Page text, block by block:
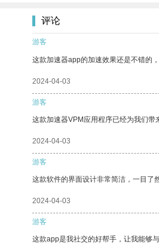
评论
游客
这款加速器app的加速效果还是不错的
2024-04-03
游客
这款加速器VPM应用程序已经为我们带
2024-04-03
游客
这款软件的界面设计非常简洁，一目了然
2024-04-03
游客
这款app是我社交的好帮手，让我能够